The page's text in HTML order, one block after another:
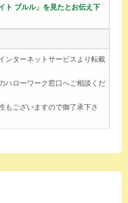
ト ブルル」を見たとお伝え下
ンターネットサービスより転載
ハローワーク窓口へご相談くだ
もございますので御了承下さ